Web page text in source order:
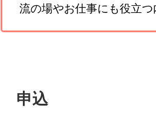
流の場やお仕事にも役立つ
申込